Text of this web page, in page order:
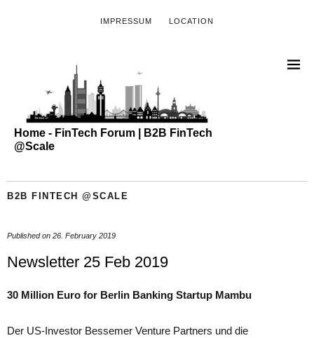
IMPRESSUM LOCATION
Home - FinTech Forum | B2B FinTech
@Scale
B2B FINTECH @SCALE
Published on 26. February 2019
Newsletter 25 Feb 2019
30 Million Euro for Berlin Banking Startup Mambu
Der US-Investor Bessemer Venture Partners und die